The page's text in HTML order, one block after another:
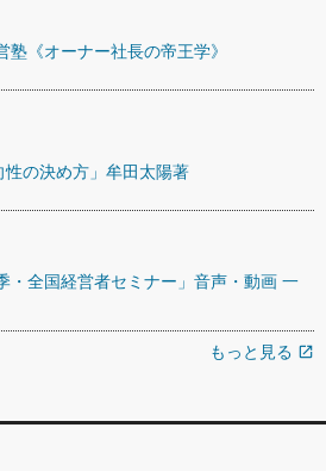
塾《オーナー社長の帝王学》
性の決め方」牟田太陽著
・全国経営者セミナー」音声・動画 一
もっと見る open_in_new